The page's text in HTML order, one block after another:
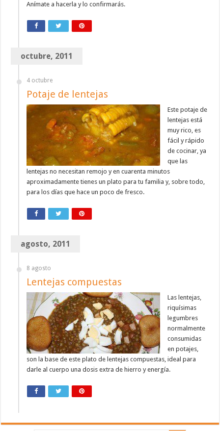
Anímate a hacerla y lo confirmarás.
octubre, 2011
4 octubre
Potaje de lentejas
Este potaje de
lentejas está
muy rico, es
fácil y rápido
de cocinar, ya
que las
lentejas no necesitan remojo y en cuarenta minutos
aproximadamente tienes un plato para tu familia y, sobre todo,
para los días que hace un poco de fresco.
agosto, 2011
8 agosto
Lentejas compuestas
Las lentejas,
riquísimas
legumbres
normalmente
consumidas
en potajes,
son la base de este plato de lentejas compuestas, ideal para
darle al cuerpo una dosis extra de hierro y energía.